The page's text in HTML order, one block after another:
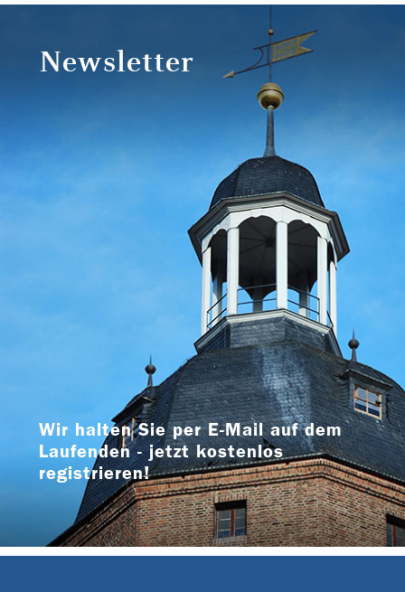
Newsletter
Wir halten Sie per E-Mail auf dem
Laufenden - jetzt kostenlos
registrieren!